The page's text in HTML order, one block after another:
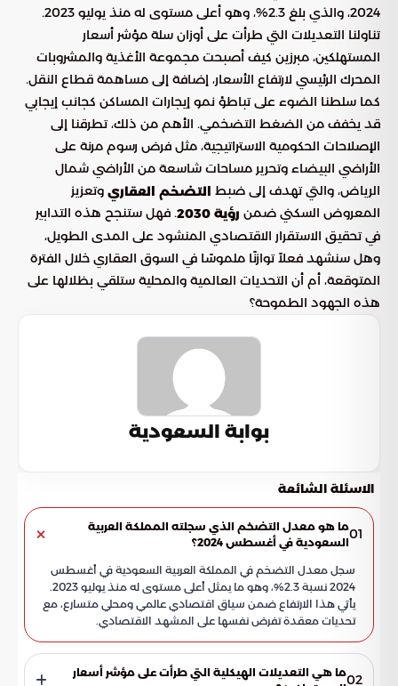
2024، والذي بلغ 2.3%، وهو أعلى مستوى له منذ يوليو 2023.
تناولنا التعديلات التي طرأت على أوزان سلة مؤشر أسعار
المستهلكين، مبرزين كيف أصبحت مجموعة الأغذية والمشروبات
المحرك الرئيسي لارتفاع الأسعار، إضافة إلى مساهمة قطاع النقل.
كما سلطنا الضوء على تباطؤ نمو إيجارات المساكن كجانب إيجابي
قد يخفف من الضغط التضخمي. الأهم من ذلك، تطرقنا إلى
الإصلاحات الحكومية الاستراتيجية، مثل فرض رسوم مرنة على
الأراضي البيضاء وتحرير مساحات شاسعة من الأراضي شمال
الرياض، والتي تهدف إلى ضبط التضخم العقاري وتعزيز
المعروض السكني ضمن رؤية 2030
. فهل ستنجح هذه التدابير
في تحقيق الاستقرار الاقتصادي المنشود على المدى الطويل،
وهل سنشهد فعلاً توازنًا ملموسًا في السوق العقاري خلال الفترة
المتوقعة، أم أن التحديات العالمية والمحلية ستلقي بظلالها على
هذه الجهود الطموحة؟
بوابة السعودية
الاسئلة الشائعة
01ما هو معدل التضخم الذي سجلته المملكة العربية
السعودية في أغسطس 2024؟
سجل معدل التضخم في المملكة العربية السعودية في أغسطس
2024 نسبة 2.3%، وهو ما يمثل أعلى مستوى له منذ يوليو 2023.
يأتي هذا الارتفاع ضمن سياق اقتصادي عالمي ومحلي متسارع، مع
تحديات معقدة تفرض نفسها على المشهد الاقتصادي.
02ما هي التعديلات الهيكلية التي طرأت على مؤشر أسعار